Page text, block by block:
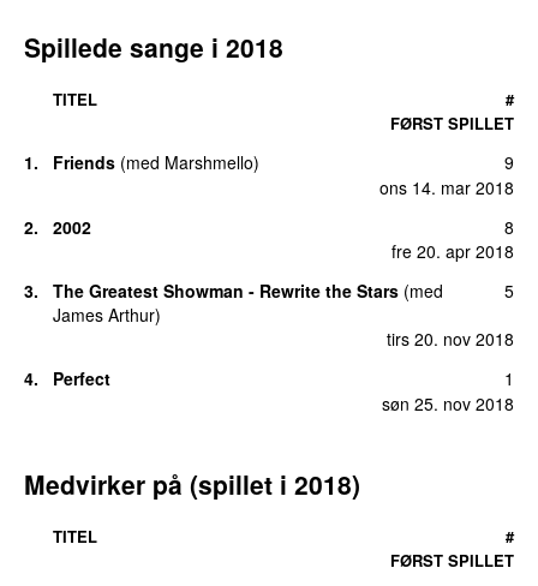
Spillede sange i 2018
TITEL
FØRST SPILLET
#
1. Friends (med Marshmello)
ons 14. mar 2018
9
2.
2002
fre 20. apr 2018
8
3. The Greatest Showman - Rewrite the Stars (med
James Arthur)
tirs 20. nov 2018
5
4.
Perfect
søn 25. nov 2018
1
Medvirker på (spillet i 2018)
TITEL
FØRST SPILLET
#